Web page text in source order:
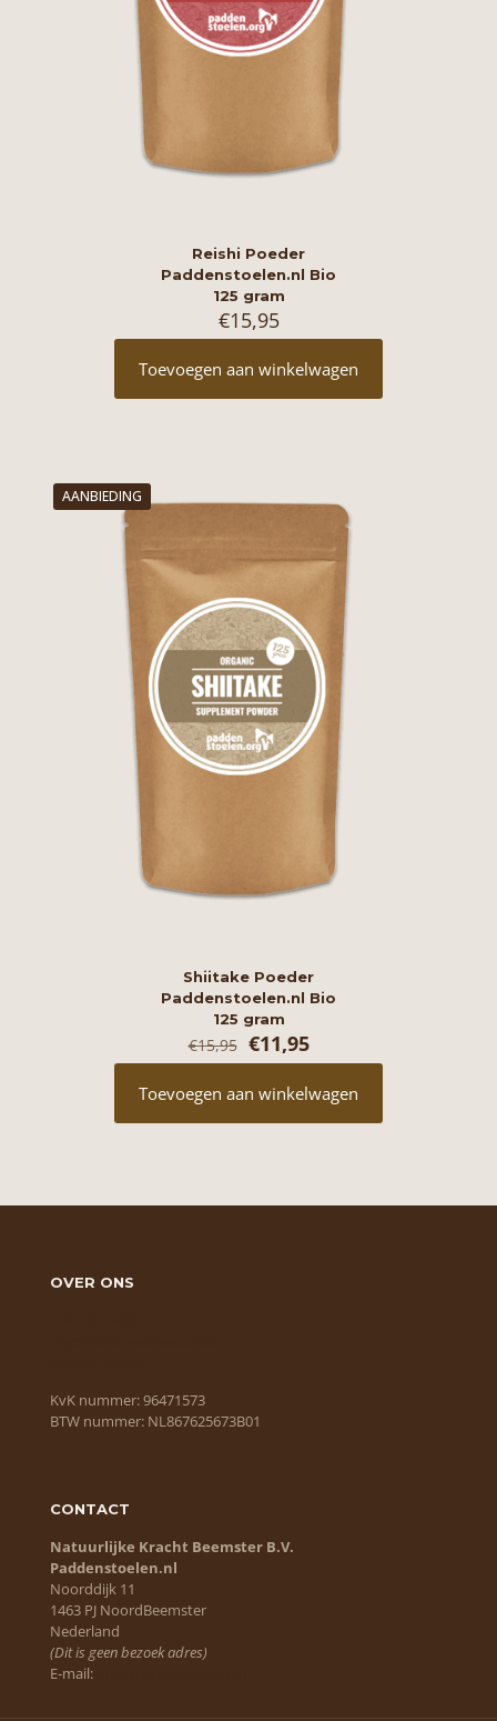
Reishi Poeder
Paddenstoelen.nl Bio
125 gram
€15,95
Toevoegen aan winkelwagen
AANBIEDING
Shiitake Poeder
Paddenstoelen.nl Bio
125 gram
€15,95 Oorspronkelijke
prijs
was:
€15,95.
€11,95Huidige
prijs
is:
€11,95.
Toevoegen aan winkelwagen
OVER ONS
KvK nummer: 96471573
BTW nummer: NL867625673B01
CONTACT
Natuurlijke Kracht Beemster B.V.
Paddenstoelen.nl
Noorddijk 11
1463 PJ NoordBeemster
Nederland
(Dit is geen bezoek adres)
E-mail: